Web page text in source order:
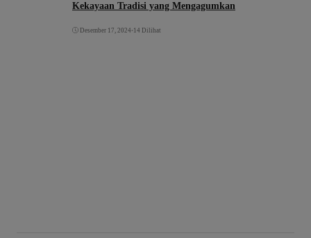
Kekayaan Tradisi yang Mengagumkan
Desember 17, 2024 • 14 Dilihat